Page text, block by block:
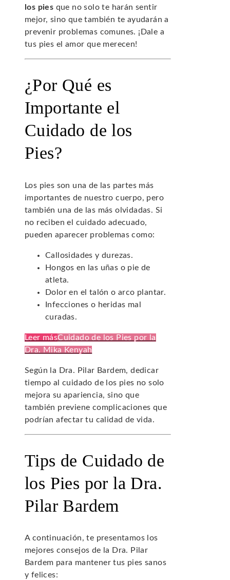
los pies que no solo te harán sentir
mejor, sino que también te ayudarán a
prevenir problemas comunes. ¡Dale a
tus pies el amor que merecen!
¿Por Qué es
Importante el
Cuidado de los
Pies?
Los pies son una de las partes más
importantes de nuestro cuerpo, pero
también una de las más olvidadas. Si
no reciben el cuidado adecuado,
pueden aparecer problemas como:
Callosidades y durezas.
Hongos en las uñas o pie de
atleta.
Dolor en el talón o arco plantar.
Infecciones o heridas mal
curadas.
Leer másCuidado de los Pies por la
Dra. Mika Kenyah
Según la Dra. Pilar Bardem, dedicar
tiempo al cuidado de los pies no solo
mejora su apariencia, sino que
también previene complicaciones que
podrían afectar tu calidad de vida.
Tips de Cuidado de
los Pies por la Dra.
Pilar Bardem
A continuación, te presentamos los
mejores consejos de la Dra. Pilar
Bardem para mantener tus pies sanos
y felices: